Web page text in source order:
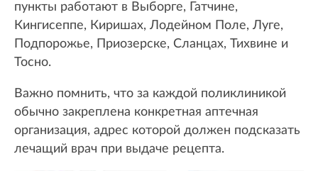
пункты работают в Выборге, Гатчине,
Кингисеппе, Киришах, Лодейном Поле, Луге,
Подпорожье, Приозерске, Сланцах, Тихвине и
Тосно.
Важно помнить, что за каждой поликлиникой
обычно закреплена конкретная аптечная
организация, адрес которой должен подсказать
лечащий врач при выдаче рецепта.